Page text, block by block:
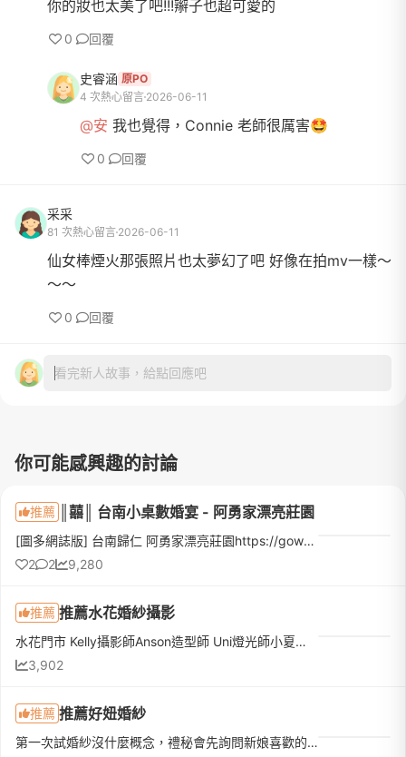
你的妝也太美了吧!!!辮子也超可愛的
0 回覆
史睿涵 原PO
4 次熱心留言 2026-06-11
@安 我也覺得，Connie 老師很厲害🤩
0 回覆
采采
81 次熱心留言 2026-06-11
仙女棒煙火那張照片也太夢幻了吧 好像在拍mv一樣～
～～
0 回覆
看完新人故事，給點回應吧
你可能感興趣的討論
推薦 ║囍║ 台南小桌數婚宴 - 阿勇家漂亮莊園
[圖多網誌版] 台南歸仁 阿勇家漂亮莊園https://gowendygo.blogspot.com/2021/08/blog-post.html 婚前很早就確定自己不想要盛大的宴客。如果有朝一日結婚，只想要小小的、溫馨別緻的婚禮來的都是真心祝福的摯友，足...
2
2 9,280
推薦 推薦水花婚紗攝影
水花門市 Kelly攝影師Anson造型師 Uni燈光師小夏本來是沒有打算要辦婚禮的，想說簡單就好。但長輩覺得還是要辦婚禮啦 🤣 好吧！好吧！婚紗店真的太多了，不好選 又怕踩雷 還有選擇障礙的我來說實在是太難了！所以選擇...
3,902
推薦 推薦好妞婚紗
第一次試婚紗沒什麼概念，禮秘會先詢問新娘喜歡的款式，再依照新娘喜好提供選擇試穿。結果每一件都太漂亮我選不出來，好妞也讓我全部都試穿🥹穿上婚紗的時候真的覺得自己好漂亮，婚紗質感非常好，禮秘親切、溫柔又會...